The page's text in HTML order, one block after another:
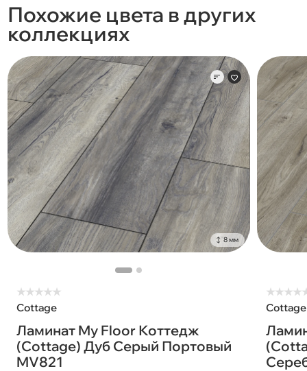
Похожие цвета в других
коллекциях
8 мм
★★★★★
Cottage
Ламинат My Floor Коттедж
(Cottage) Дуб Серый Портовый
MV821
★★★★
Cottage